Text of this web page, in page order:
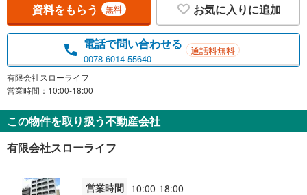
資料をもらう 無料 お気に入りに追加
電話で問い合わせる
0078-6014-55640
通話料無料
有限会社スローライフ
営業時間：10:00-18:00
この物件を取り扱う不動産会社
有限会社スローライフ
営業時間 10:00-18:00